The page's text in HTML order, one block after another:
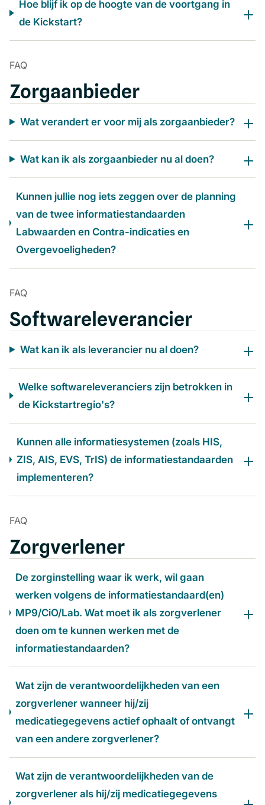
Hoe blijf ik op de hoogte van de voortgang in
de Kickstart?
FAQ
Zorgaanbieder
Wat verandert er voor mij als zorgaanbieder?
Wat kan ik als zorgaanbieder nu al doen?
Kunnen jullie nog iets zeggen over de planning
van de twee informatiestandaarden
Labwaarden en Contra-indicaties en
Overgevoeligheden?
FAQ
Softwareleverancier
Wat kan ik als leverancier nu al doen?
Welke softwareleveranciers zijn betrokken in
de Kickstartregio's?
Kunnen alle informatiesystemen (zoals HIS,
ZIS, AIS, EVS, TrIS) de informatiestandaarden
implementeren?
FAQ
Zorgverlener
De zorginstelling waar ik werk, wil gaan
werken volgens de informatiestandaard(en)
MP9/CiO/Lab. Wat moet ik als zorgverlener
doen om te kunnen werken met de
informatiestandaarden?
Wat zijn de verantwoordelijkheden van een
zorgverlener wanneer hij/zij
medicatiegegevens actief ophaalt of ontvangt
van een andere zorgverlener?
Wat zijn de verantwoordelijkheden van de
zorgverlener als hij/zij medicatiegegevens